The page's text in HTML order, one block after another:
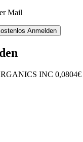
Mail
Anmelden
INC 0,0804€